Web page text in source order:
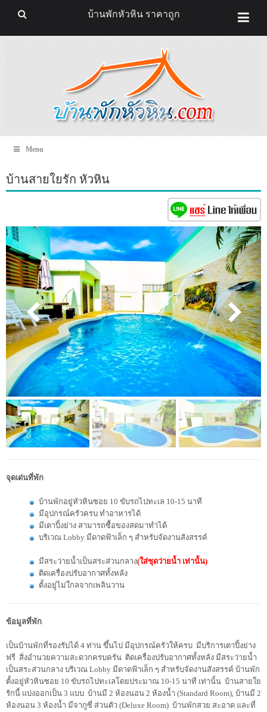
Menu
บ้านสายใยรัก หัวหิน
จุดเด่นที่พัก
บ้านพักอยู่หัวหินซอย 10 ขับรถไปทะเล 10-15 นาที
มีอุปกรณ์ครัวครบ ทำอาหารได้
มีเตาปิ้งย่าง สามารถซื้อของสดมาทำได้
บริเวณ Lobby มีดาดฟ้าเล็ก ๆ สำหรับจัดงานสังสรรค์
มีสระว่ายน้ำเป็นสระส่วนกลาง(ใส่ชุดว่ายน้ำ เท่านั้น)
ติดเครื่องปรับอากาศทั้งหลัง
ตั้งอยู่ไม่ใกลจากเพลินวาน
ข้อมูลที่พัก
เป็นบ้านพักที่รองรับได้ 4 ท่าน ขึ้นไป มีอุปกรณ์ครัวให้ครบ มีบริการเตาปิ้งย่าง
ฟรี สิ่งอำนวยความสะดวกครบครัน ติดเครื่องปรับอากาศทั้งหลัง มีสระว่ายน้ำ
เป็นสระส่วนกลาง บริเวณ Lobby มีดาดฟ้าเล็ก ๆ สำหรับจัดงานสังสรรค์ บ้านพัก
ตั้งอยู่หัวหินซอย 10 ขับรถไปทะเลโดยประมาณ 10-15 นาที เท่านั้น บ้านสายใย
รักนี้ แบ่งออกเป็น 3 แบบ บ้านมี 2 ห้องนอน 2 ห้องน้ำ (Standard Room), บ้านมี 2
ห้องนอน 3 ห้องน้ำ มีจากูซี่ ส่วนตัว (Deluxe Room) บ้านพักสวย สะอาด และที่
บ้านพักหัวหิน ราคาถูก